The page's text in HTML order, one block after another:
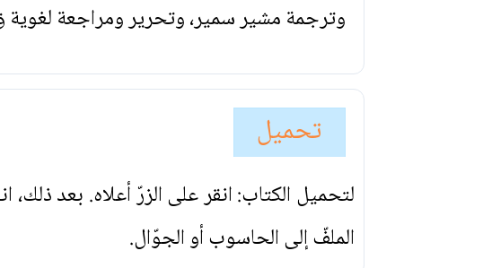
وترجمة مشير سمير، وتحرير ومراجعة
تحميل
لتحميل الكتاب: انقر على الزرّ أعلاه. بعد
الملفّ إلى الحاسوب أو الجوّال.